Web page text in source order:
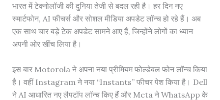
भारत में टेक्नोलॉजी की दुनिया तेजी से बदल रही है। हर दिन नए
स्मार्टफोन, AI फीचर्स और सोशल मीडिया अपडेट लॉन्च हो रहे हैं। अब
एक साथ चार बड़े टेक अपडेट सामने आए हैं, जिन्होंने लोगों का ध्यान
अपनी ओर खींच लिया है।
इस बार Motorola ने अपना नया प्रीमियम फोल्डेबल फोन लॉन्च किया
है। वहीं Instagram ने नया “Instants” फीचर पेश किया है। Dell
ने AI आधारित नए लैपटॉप लॉन्च किए हैं और Meta ने WhatsApp के